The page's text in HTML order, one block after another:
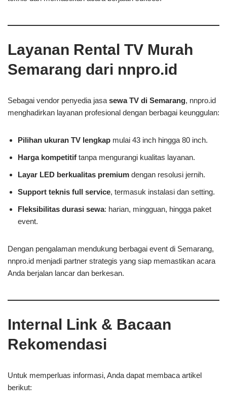
Layanan Rental TV Murah
Semarang dari nnpro.id
Sebagai vendor penyedia jasa sewa TV di Semarang, nnpro.id
menghadirkan layanan profesional dengan berbagai keunggulan:
Pilihan ukuran TV lengkap mulai 43 inch hingga 80 inch.
Harga kompetitif tanpa mengurangi kualitas layanan.
Layar LED berkualitas premium dengan resolusi jernih.
Support teknis full service, termasuk instalasi dan setting.
Fleksibilitas durasi sewa: harian, mingguan, hingga paket
event.
Dengan pengalaman mendukung berbagai event di Semarang,
nnpro.id menjadi partner strategis yang siap memastikan acara
Anda berjalan lancar dan berkesan.
Internal Link & Bacaan
Rekomendasi
Untuk memperluas informasi, Anda dapat membaca artikel
berikut: